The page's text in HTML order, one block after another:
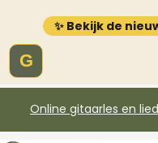
✨ Bekijk de
G
Online gitaarles en